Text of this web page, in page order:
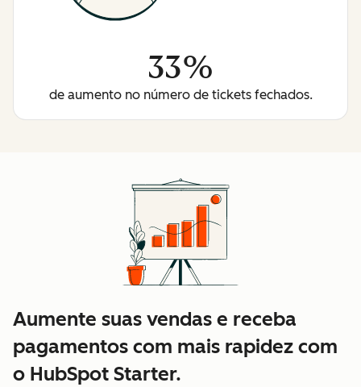
33%
de aumento no número de tickets fechados.
Aumente suas vendas e receba
pagamentos com mais rapidez com
o HubSpot Starter.